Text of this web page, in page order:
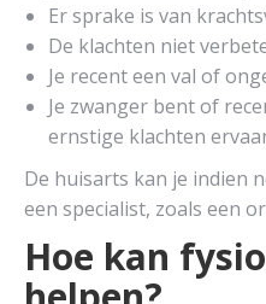
Er sprake is van
De klachten niet
Je recent een val of
Je zwanger bent of
ernstige klachten
De huisarts kan je indien
een specialist, zoals een
Hoe kan